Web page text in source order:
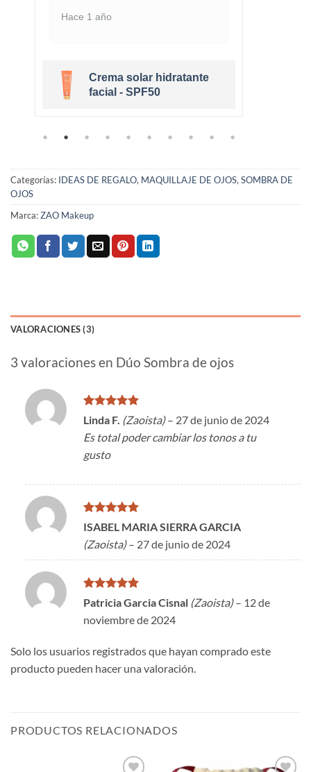
Hace 1 año
Sacapuntas Zao
Categorías: IDEAS DE REGALO, MAQUILLAJE DE OJOS, SOMBRA DE
OJOS
Marca:ZAO Makeup
VALORACIONES (3)
3 valoraciones en Dúo Sombra de ojos
Valorado
con5 de 5
Linda F. (Zaoista) – 27 de junio de 2024
Es total poder cambiar los tonos a tu
gusto
Valorado
con5de 5
ISABEL MARIA SIERRA GARCIA
(Zaoista) – 27 de junio de 2024
Valorado
con 5de 5
Patricia Garcia Cisnal (Zaoista) – 12 de
noviembre de 2024
Solo los usuarios registrados que hayan comprado este
producto pueden hacer una valoración.
PRODUCTOS RELACIONADOS